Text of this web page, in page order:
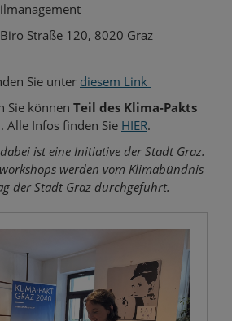
Straße 120, 8020 Graz
Sie unter diesem Link
Sie können Teil des Klima-Pakts
Alle Infos finden Sie HIER.
ist eine Initiative der Stadt Graz.
werden vom Klimabündnis
der Stadt Graz durchgeführt.